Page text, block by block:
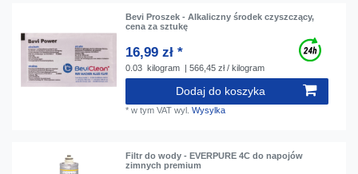
Bevi Proszek - Alkaliczny środek czyszczący,
сena za sztukę
16,99 zł *
0.03 kilogram | 566,45 zł / kilogram
Dodaj do koszyka
*w tym VAT wyl.Wysylka
Filtr do wody - EVERPURE 4C do napojów
zimnych premium